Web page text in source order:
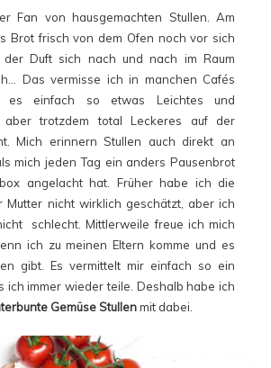
Fan von hausgemachten Stullen. Am
Brot frisch von dem Ofen noch vor sich
der Duft sich nach und nach im Raum
Das vermisse ich in manchen Cafés
es einfach so etwas Leichtes und
aber trotzdem total Leckeres auf der
Mich erinnern Stullen auch direkt an
mich jeden Tag ein anders Pausenbrot
angelacht hat. Früher habe ich die
Mutter nicht wirklich geschätzt, aber ich
schlecht. Mittlerweile freue ich mich
ich zu meinen Eltern komme und es
gibt. Es vermittelt mir einfach so ein
ich immer wieder teile. Deshalb habe ich
Gemüse Stullenmit dabei.